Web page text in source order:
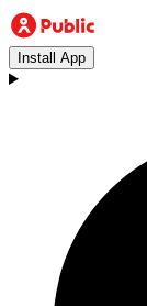
Install App